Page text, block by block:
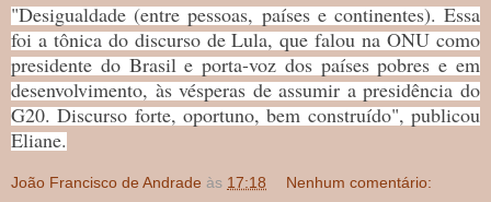
"Desigualdade (entre pessoas, países e continentes). Essa
foi a tônica do discurso de Lula, que falou na ONU como
presidente do Brasil e porta-voz dos países pobres e em
desenvolvimento, às vésperas de assumir a presidência do
G20. Discurso forte, oportuno, bem construído", publicou
Eliane.
João Francisco de Andrade às 17:18 Nenhum comentário: